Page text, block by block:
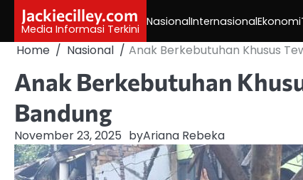
content
Jackiecilley.com
Media Informasi Terkini
NasionalInternasionalEkonomi
Home Nasional Anak Berkebutuhan Khusus
Anak Berkebutuhan
Bandung
November 23, 2025 byAriana Rebeka